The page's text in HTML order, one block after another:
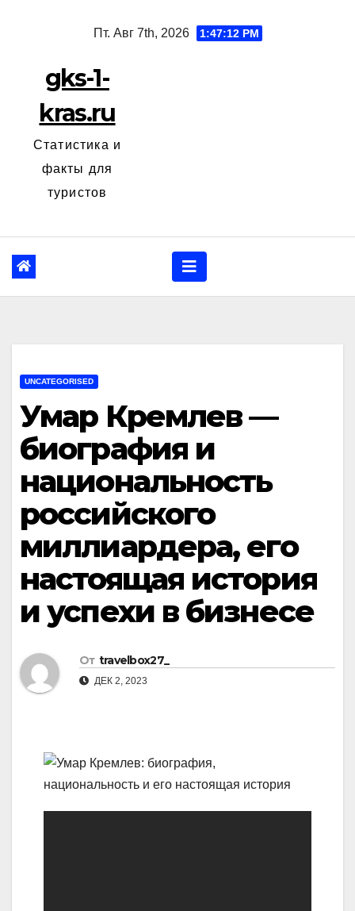
Пт. Авг 7th, 2026 1:47:13 PM
gks-1-
kras.ru
Статистика и
факты для
туристов
UNCATEGORISED
Умар Кремлев —
биография и
национальность
российского
миллиардера, его
настоящая история
и успехи в бизнесе
От travelbox27_
ДЕК 2, 2023